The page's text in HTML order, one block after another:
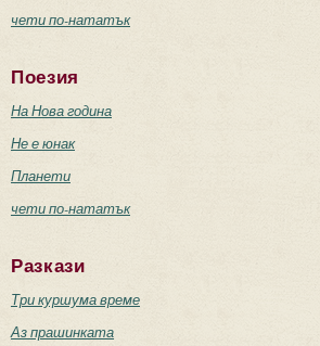
чети по-нататък
Поезия
На Нова година
Не е юнак
Планети
чети по-нататък
Разкази
Три куршума време
Аз прашинката